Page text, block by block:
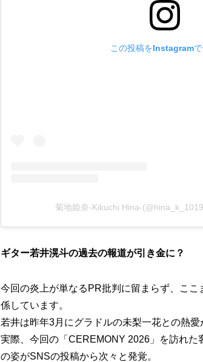
この投稿をInstagramで
菊地姫奈-Kikuchi Hina-
ギター若井滉斗の過去の報道が引き金に？
今回の炎上が単なるPR批判に留まらず、こ
係しています。
若井は昨年3月にグラドルの未梨一花との熱愛
実際、今回の「CEREMONY 2026」を訪れ
の姿がSNSの投稿から次々と発覚。